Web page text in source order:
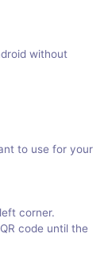
without
to use for your
corner.
code until the